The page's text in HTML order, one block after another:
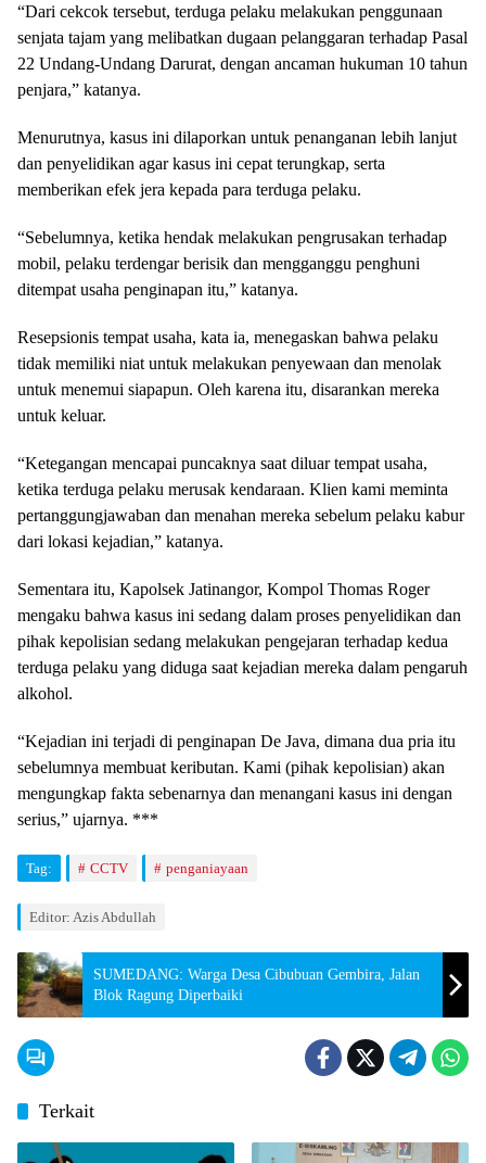
“Dari cekcok tersebut, terduga pelaku melakukan penggunaan
senjata tajam yang melibatkan dugaan pelanggaran terhadap Pasal
22 Undang-Undang Darurat, dengan ancaman hukuman 10 tahun
penjara,” katanya.
Menurutnya, kasus ini dilaporkan untuk penanganan lebih lanjut
dan penyelidikan agar kasus ini cepat terungkap, serta
memberikan efek jera kepada para terduga pelaku.
“Sebelumnya, ketika hendak melakukan pengrusakan terhadap
mobil, pelaku terdengar berisik dan mengganggu penghuni
ditempat usaha penginapan itu,” katanya.
Resepsionis tempat usaha, kata ia, menegaskan bahwa pelaku
tidak memiliki niat untuk melakukan penyewaan dan menolak
untuk menemui siapapun. Oleh karena itu, disarankan mereka
untuk keluar.
“Ketegangan mencapai puncaknya saat diluar tempat usaha,
ketika terduga pelaku merusak kendaraan. Klien kami meminta
pertanggungjawaban dan menahan mereka sebelum pelaku kabur
dari lokasi kejadian,” katanya.
Sementara itu, Kapolsek Jatinangor, Kompol Thomas Roger
mengaku bahwa kasus ini sedang dalam proses penyelidikan dan
pihak kepolisian sedang melakukan pengejaran terhadap kedua
terduga pelaku yang diduga saat kejadian mereka dalam pengaruh
alkohol.
“Kejadian ini terjadi di penginapan De Java, dimana dua pria itu
sebelumnya membuat keributan. Kami (pihak kepolisian) akan
mengungkap fakta sebenarnya dan menangani kasus ini dengan
serius,” ujarnya. ***
Tag: CCTV penganiayaan
Editor: Azis Abdullah
SUMEDANG: Warga Desa Cibubuan Gembira, Jalan
Blok Ragung Diperbaiki
Terkait